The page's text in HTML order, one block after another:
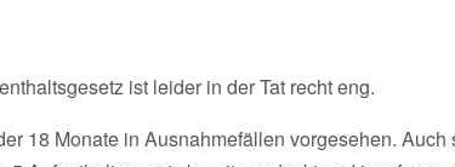
ist leider in der Tat recht eng.
18 Monate in Ausnahmefällen vorgesehen.